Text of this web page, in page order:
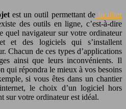
est un outil permettant defaciliter
des outils en ligne, c’est-à-dire
quel navigateur sur votre ordinateur
et des logiciels qui s’installent
Chacun de ces types d’applications
ainsi que leurs inconvénients. Il
qui répondra le mieux à vos besoins
si vous êtes dans un chantier
le choix d’un logiciel hors
sur votre ordinateur est idéal.